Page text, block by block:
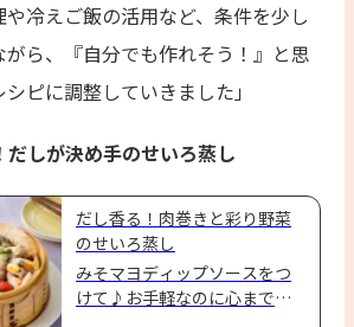
冷えご飯の活用など、条件を少し
ら、『自分でも作れそう！』と思
ピに調整していきました」
しが決め手のせいろ蒸し
だし香る！肉巻きと彩り野菜
のせいろ蒸し
みそマヨディップソースをつ
けて♪お手軽なのに心までふ